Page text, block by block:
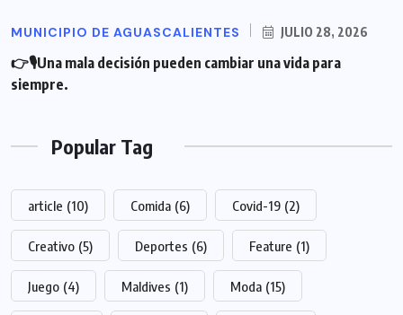
MUNICIPIO DE AGUASCALIENTES JULIO 28, 2026
👉🎙Una mala decisión pueden cambiar una vida para
siempre.
Popular Tag
article (10) Comida (6) Covid-19 (2)
Creativo (5) Deportes (6) Feature (1)
Juego (4) Maldives (1) Moda (15)